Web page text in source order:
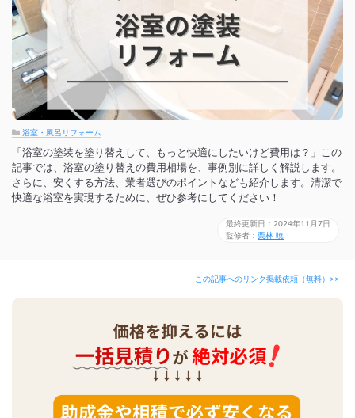
浴室・風呂リフォーム
「浴室の塗装を塗り替えして、もっと快適にしたいけど費用は？」この
記事では、浴室の塗り替えの費用相場を、事例別に詳しく解説します。
さらに、安くする方法、業者選びのポイントなども紹介します。清潔で
快適な浴室を実現するために、ぜひ参考にしてください！
最終更新日：2024年11月7日
監修者： 栗林 暁
この記事へのリンク掲載依頼（無料）>>